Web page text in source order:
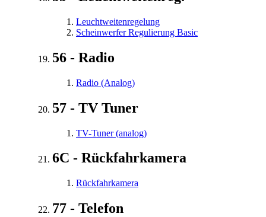
Leuchtweitenregelung
Scheinwerfer Regulierung Basic
56 - Radio
Radio (Analog)
57 - TV Tuner
TV-Tuner (analog)
6C - Rückfahrkamera
Rückfahrkamera
77 - Telefon